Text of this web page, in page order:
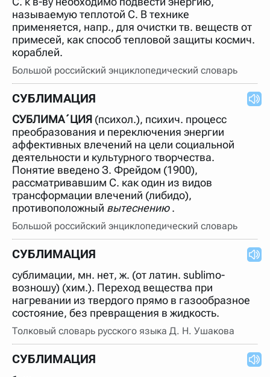
нужно будет нажать на кнопку "Найти".
Для более сложных случаев существует возможность
указывать несколько слов в запросе. Например, если
написать в строке запроса "Пушкин поэт" и нажать
"Найти", выведутся все словарные статьи о поэте
Пушкине, но не о городе.
В сложных запросах тоже могут присутствовать
неизвестные буквы. Например, в кроссворде есть
слово "***м***ов", в задании "русский поэт 19 века".
Пишем в Reword первым словом "***м***ов", далее
через пробел "поэт". Получается "***м***ов поэт" (без
кавычек). Нажимаем "Найти" и получаем статью
"Лермонтов" и не только.
Порядок словарей можно изменять, перетаскивая
словарь вверх или вниз за прямоугольник слева от
названия словаря. Также можно выключать ненужные
словари.
называемую теплотой С. В технике
применяется, напр., для очистки тв. веществ от
примесей, как способ тепловой защиты космич.
кораблей.
Большой российский энциклопедический словарь
СУБЛИМАЦИЯ
СУБЛИМА´ЦИЯ (психол.), психич. процесс
преобразования и переключения энергии
аффективных влечений на цели социальной
деятельности и культурного творчества.
Понятие введено З. Фрейдом (1900),
рассматривавшим С. как один из видов
трансформации влечений (либидо),
противоположный вытеснению.
Большой российский энциклопедический словарь
СУБЛИМАЦИЯ
сублимации, мн. нет, ж. (от латин. sublimo-
возношу) (хим.). Переход вещества при
нагревании из твердого прямо в газообразное
состояние, без превращения в жидкость.
Толковый словарь русского языка Д. Н. Ушакова
СУБЛИМАЦИЯ